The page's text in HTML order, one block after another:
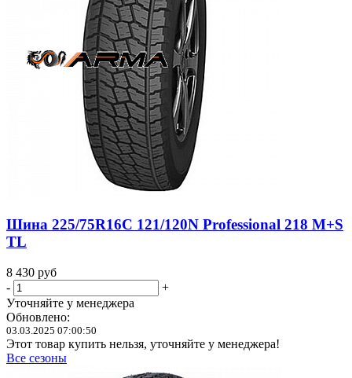
Шина 225/75R16C 121/120N Professional 218 M+S
TL
8 430 руб
-
+
Уточняйте у менеджера
Обновлено:
03.03.2025 07:00:50
Этот товар купить нельзя, уточняйте у менеджера!
Все сезоны